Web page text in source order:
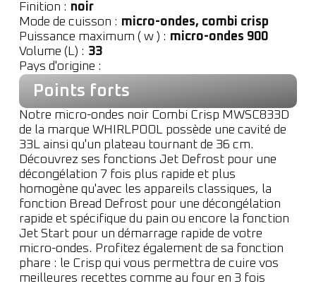
Finition : noir
Mode de cuisson : micro-ondes, combi crisp
Puissance maximum ( w ) : micro-ondes 900
Volume (L) : 33
Pays d'origine :
Points forts
Notre micro-ondes noir Combi Crisp MWSC833D
de la marque WHIRLPOOL possède une cavité de
33L ainsi qu'un plateau tournant de 36 cm.
Découvrez ses fonctions Jet Defrost pour une
décongélation 7 fois plus rapide et plus
homogène qu'avec les appareils classiques, la
fonction Bread Defrost pour une décongélation
rapide et spécifique du pain ou encore la fonction
Jet Start pour un démarrage rapide de votre
micro-ondes. Profitez également de sa fonction
phare : le Crisp qui vous permettra de cuire vos
meilleures recettes comme au four en 3 fois